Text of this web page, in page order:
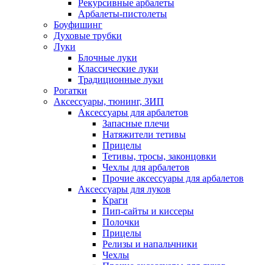
Рекурсивные арбалеты
Арбалеты-пистолеты
Боуфишинг
Духовые трубки
Луки
Блочные луки
Классические луки
Традиционные луки
Рогатки
Аксессуары, тюнинг, ЗИП
Аксессуары для арбалетов
Запасные плечи
Натяжители тетивы
Прицелы
Тетивы, тросы, законцовки
Чехлы для арбалетов
Прочие аксессуары для арбалетов
Аксессуары для луков
Краги
Пип-сайты и киссеры
Полочки
Прицелы
Релизы и напальчники
Чехлы